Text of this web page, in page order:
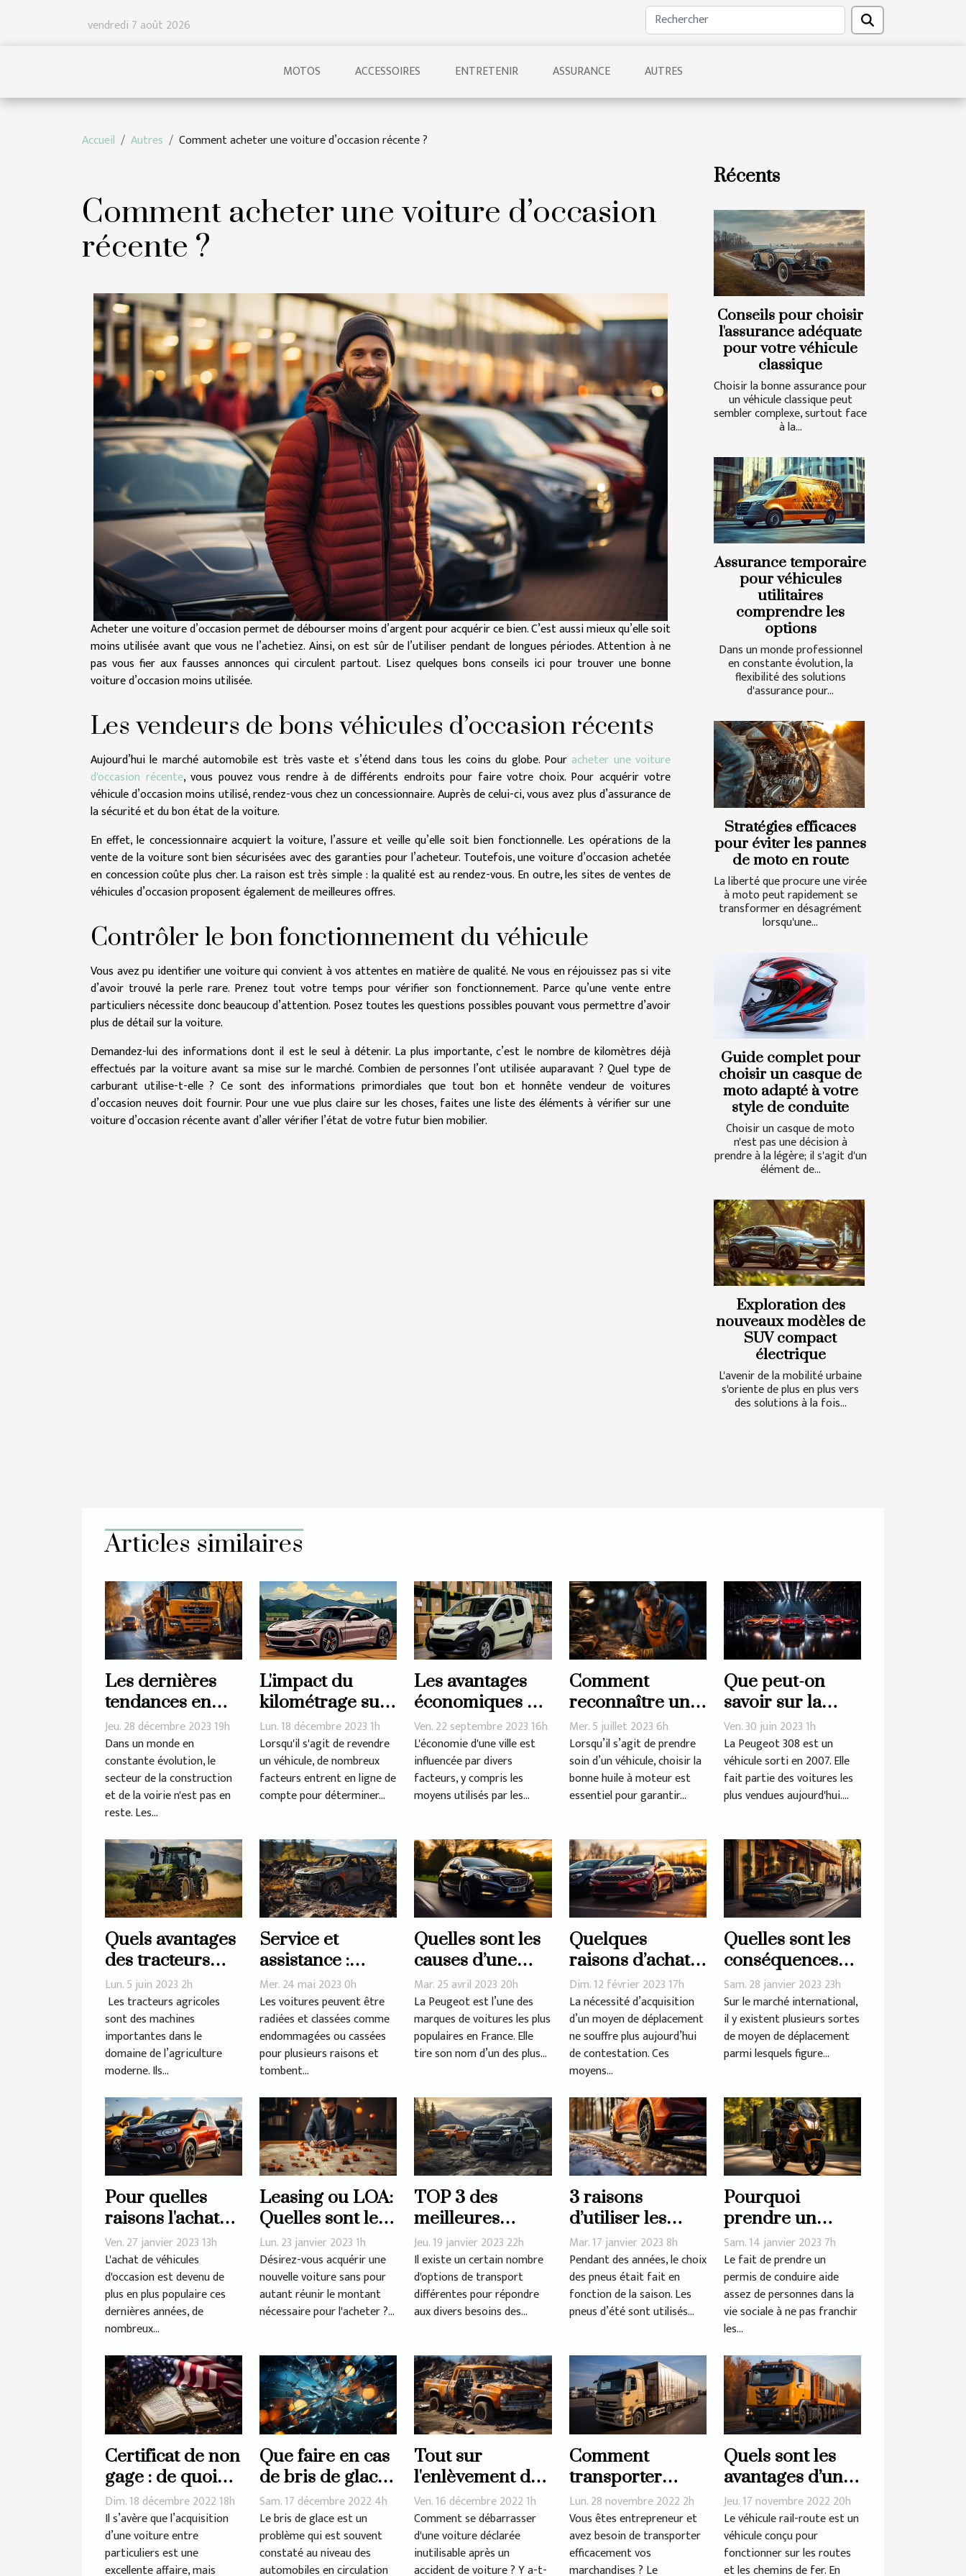
vendredi 7 août 2026
MOTOS ACCESSOIRES ENTRETENIR ASSURANCE AUTRES
Accueil Autres Comment acheter une voiture d’occasion récente ?
Comment acheter une voiture d’occasion
récente ?
Acheter une voiture d’occasion permet de débourser moins d’argent pour acquérir ce bien. C’est aussi mieux qu’elle soit
moins utilisée avant que vous ne l’achetiez. Ainsi, on est sûr de l’utiliser pendant de longues périodes. Attention à ne
pas vous fier aux fausses annonces qui circulent partout. Lisez quelques bons conseils ici pour trouver une bonne
voiture d’occasion moins utilisée.
Les vendeurs de bons véhicules d’occasion récents
Aujourd’hui le marché automobile est très vaste et s’étend dans tous les coins du globe. Pouracheter une voiture
d'occasion récente, vous pouvez vous rendre à de différents endroits pour faire votre choix. Pour acquérir votre
véhicule d’occasion moins utilisé, rendez-vous chez un concessionnaire. Auprès de celui-ci, vous avez plus d’assurance de
la sécurité et du bon état de la voiture.
En effet, le concessionnaire acquiert la voiture, l’assure et veille qu’elle soit bien fonctionnelle. Les opérations de la
vente de la voiture sont bien sécurisées avec des garanties pour l’acheteur. Toutefois, une voiture d’occasion achetée
en concession coûte plus cher. La raison est très simple : la qualité est au rendez-vous. En outre, les sites de ventes de
véhicules d’occasion proposent également de meilleures offres.
Contrôler le bon fonctionnement du véhicule
Vous avez pu identifier une voiture qui convient à vos attentes en matière de qualité. Ne vous en réjouissez pas si vite
d’avoir trouvé la perle rare. Prenez tout votre temps pour vérifier son fonctionnement. Parce qu’une vente entre
particuliers nécessite donc beaucoup d’attention. Posez toutes les questions possibles pouvant vous permettre d’avoir
plus de détail sur la voiture.
Demandez-lui des informations dont il est le seul à détenir. La plus importante, c’est le nombre de kilomètres déjà
effectués par la voiture avant sa mise sur le marché. Combien de personnes l’ont utilisée auparavant ? Quel type de
carburant utilise-t-elle ? Ce sont des informations primordiales que tout bon et honnête vendeur de voitures
d’occasion neuves doit fournir. Pour une vue plus claire sur les choses, faites une liste des éléments à vérifier sur une
voiture d’occasion récente avant d’aller vérifier l’état de votre futur bien mobilier.
Récents
Conseils pour choisir
l'assurance adéquate
pour votre véhicule
classique
Choisir la bonne assurance pour
un véhicule classique peut
sembler complexe, surtout face
à la...
Assurance temporaire
pour véhicules
utilitaires
comprendre les
options
Dans un monde professionnel
en constante évolution, la
flexibilité des solutions
d'assurance pour...
Stratégies efficaces
pour éviter les pannes
de moto en route
La liberté que procure une virée
à moto peut rapidement se
transformer en désagrément
lorsqu'une...
Guide complet pour
choisir un casque de
moto adapté à votre
style de conduite
Choisir un casque de moto
n'est pas une décision à
prendre à la légère; il s'agit d'un
élément de...
Exploration des
nouveaux modèles de
SUV compact
électrique
L'avenir de la mobilité urbaine
s'oriente de plus en plus vers
des solutions à la fois...
Articles similaires
Les dernières
tendances en
matière de
matériaux et
équipements
pour la
construction et
Jeu. 28 décembre 2023 19h
Dans un monde en
constante évolution, le
secteur de la construction
et de la voirie n'est pas en
reste. Les...
L'impact du
kilométrage sur
le prix de rachat
d'une voiture
Lun. 18 décembre 2023 1h
Lorsqu'il s'agit de revendre
un véhicule, de nombreux
facteurs entrent en ligne de
compte pour déterminer...
Les avantages
économiques du
covering de
véhicules à Lyon
Ven. 22 septembre 2023 16h
L'économie d'une ville est
influencée par divers
facteurs, y compris les
moyens utilisés par les...
Comment
reconnaître une
huile à moteur
de qualité ?
Mer. 5 juillet 2023 6h
Lorsqu’il s’agit de prendre
soin d’un véhicule, choisir la
bonne huile à moteur est
essentiel pour garantir...
Que peut-on
savoir sur la
longue lignée de
la Peugeot 308 ?
Ven. 30 juin 2023 1h
La Peugeot 308 est un
véhicule sorti en 2007. Elle
fait partie des voitures les
plus vendues aujourd'hui....
Quels avantages
des tracteurs
agricoles pour
l’efficacité et la
productivité des
exploitations
agricoles ?
Lun. 5 juin 2023 2h
Les tracteurs agricoles
sont des machines
importantes dans le
domaine de l’agriculture
moderne. Ils...
Service et
assistance :
Rachat d’un
véhicule radié
Mer. 24 mai 2023 0h
Les voitures peuvent être
radiées et classées comme
endommagées ou cassées
pour plusieurs raisons et
tombent...
Quelles sont les
causes d’une
panne de
démarrage chez
la Peugeot 308 ?
Mar. 25 avril 2023 20h
La Peugeot est l’une des
marques de voitures les plus
populaires en France. Elle
tire son nom d’un des plus...
Quelques
raisons d’achat
d’une voiture
d’occasion
Dim. 12 février 2023 17h
La nécessité d’acquisition
d’un moyen de déplacement
ne souffre plus aujourd’hui
de contestation. Ces
moyens...
Quelles sont les
conséquences
de l'utilisation
d'une voiture
électrique ?
Sam. 28 janvier 2023 23h
Sur le marché international,
il y existent plusieurs sortes
de moyen de déplacement
parmi lesquels figure...
Pour quelles
raisons l'achat
de véhicules
d'occasion
connaît-il un tel
succès?
Ven. 27 janvier 2023 13h
L'achat de véhicules
d'occasion est devenu de
plus en plus populaire ces
dernières années, de
nombreux...
Leasing ou LOA:
Quelles sont les
erreurs à éviter ?
Lun. 23 janvier 2023 1h
Désirez-vous acquérir une
nouvelle voiture sans pour
autant réunir le montant
nécessaire pour l'acheter ?...
TOP 3 des
meilleures
marques de
pick-up
Jeu. 19 janvier 2023 22h
Il existe un certain nombre
d'options de transport
différentes pour répondre
aux divers besoins des...
3 raisons
d’utiliser les
pneus 4 saisons
pour son
véhicule ?
Mar. 17 janvier 2023 8h
Pendant des années, le choix
des pneus était fait en
fonction de la saison. Les
pneus d’été sont utilisés...
Pourquoi
prendre un
permis moto ?
Sam. 14 janvier 2023 7h
Le fait de prendre un
permis de conduire aide
assez de personnes dans la
vie sociale à ne pas franchir
les...
Certificat de non
gage : de quoi
s’agit-il
réellement ?
Dim. 18 décembre 2022 18h
Il s’avère que l’acquisition
d’une voiture entre
particuliers est une
excellente affaire, mais
Que faire en cas
de bris de glace
?
Sam. 17 décembre 2022 4h
Le bris de glace est un
problème qui est souvent
constaté au niveau des
automobiles en circulation
Tout sur
l'enlèvement des
épaves
Ven. 16 décembre 2022 1h
Comment se débarrasser
d'une voiture déclarée
inutilisable après un
accident de voiture ? Y a-t-
Comment
transporter
efficacement les
marchandises ?
Lun. 28 novembre 2022 2h
Vous êtes entrepreneur et
avez besoin de transporter
efficacement vos
marchandises ? Le
Quels sont les
avantages d’un
véhicule rail-
route ?
Jeu. 17 novembre 2022 20h
Le véhicule rail-route est un
véhicule conçu pour
fonctionner sur les routes
et les chemins de fer. En